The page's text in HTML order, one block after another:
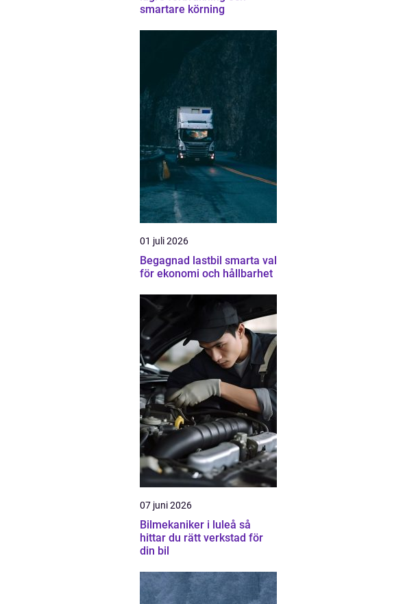
smartare körning
01 juli 2026
Begagnad lastbil smarta val
för ekonomi och hållbarhet
07 juni 2026
Bilmekaniker i luleå så
hittar du rätt verkstad för
din bil